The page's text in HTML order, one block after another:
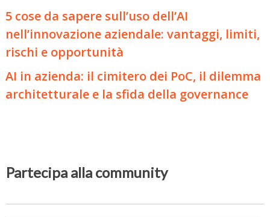
5 cose da sapere sull’uso dell’AI
nell’innovazione aziendale: vantaggi, limiti,
rischi e opportunità
AI in azienda: il cimitero dei PoC, il dilemma
architetturale e la sfida della governance
Partecipa alla community